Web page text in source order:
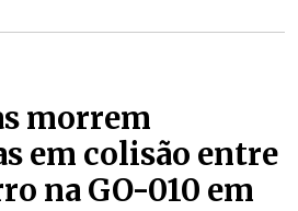
morrem
em colisão entre
na GO-010 em